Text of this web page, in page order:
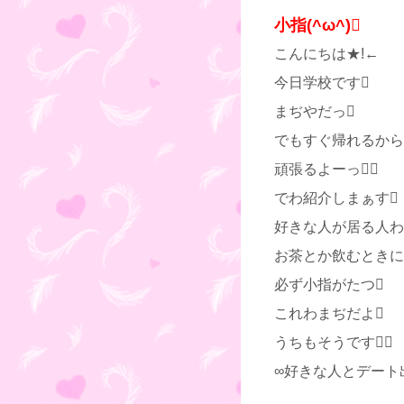
小指(^ω^)
こんにちは★!←
今日学校です
まぢやだっ
でもすぐ帰れるから
頑張るよーっ
でわ紹介しまぁす
好きな人が居る人わ
お茶とか飲むときに
必ず小指がたつ
これわまぢだよ
うちもそうです
∞好きな人とデート